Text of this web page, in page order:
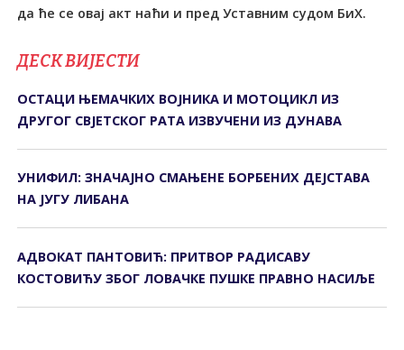
да ће се овај акт наћи и пред Уставним судом БиХ.
ДЕСК ВИЈЕСТИ
ОСТАЦИ ЊЕМАЧКИХ ВОЈНИКА И МОТОЦИКЛ ИЗ
ДРУГОГ СВЈЕТСКОГ РАТА ИЗВУЧЕНИ ИЗ ДУНАВА
УНИФИЛ: ЗНАЧАЈНО СМАЊЕНЕ БОРБЕНИХ ДЕЈСТАВА
НА ЈУГУ ЛИБАНА
АДВОКАТ ПАНТОВИЋ: ПРИТВОР РАДИСАВУ
КОСТОВИЋУ ЗБОГ ЛОВАЧКЕ ПУШКЕ ПРАВНО НАСИЉЕ